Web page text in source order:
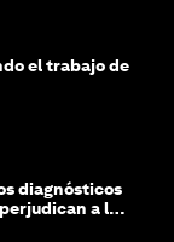
el trabajo de
diagnósticos
a las